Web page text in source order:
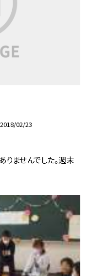
2018/02/23
りませんでした。週末